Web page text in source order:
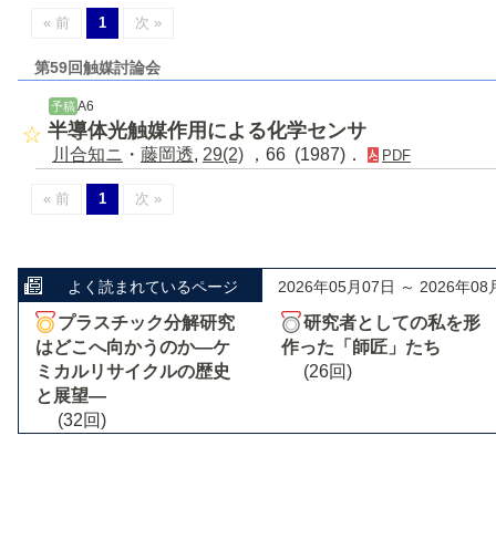
« 前 1 次 »
第59回触媒討論会
予稿 A6
半導体光触媒作用による化学センサ
川合知ニ ・ 藤岡透, 29(2) ，66 (1987)． PDF
« 前 1 次 »
よく読まれているページ 2026年05月07日 ～ 2026年08
プラスチック分解研究
はどこへ向かうのか―ケ
ミカルリサイクルの歴史
と展望―
(32回)
研究者としての私を形
作った「師匠」たち
(26回)